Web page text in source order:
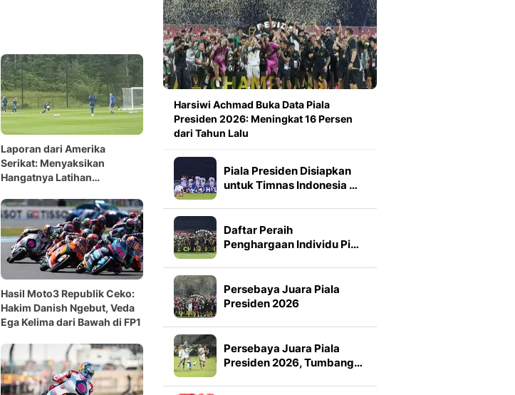
Laporan dari Amerika
Serikat: Menyaksikan
Hangatnya Latihan
2026
Hasil Moto3 Republik Ceko:
Hakim Danish Ngebut, Veda
Ega Kelima dari Bawah di FP1
Harsiwi Achmad Buka Data Piala
Presiden 2026: Meningkat 16 Persen
dari Tahun Lalu
Piala Presiden Disiapkan
untuk Timnas Indonesia …
Daftar Peraih
Penghargaan Individu Pi…
Persebaya Juara Piala
Presiden 2026
Persebaya Juara Piala
Presiden 2026, Tumbang…